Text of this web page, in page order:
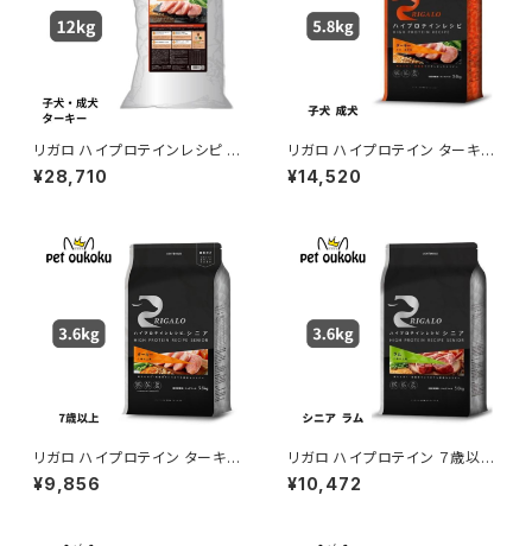
リガロ ハイプロテインレシピ 子
犬 成犬用 ターキー 12kg 4562
312016170
¥28,710
リガロ ハイプロテイン ターキー
子犬 成犬用 5.8kg ドッグフー
ド グレインフリー
¥14,520
リガロ ハイプロテイン ターキー
７歳以上用 3.6kg ドッグフード
ドライフード
¥9,856
リガロ ハイプロテイン ７歳以上
用 ラム 3.6kg ドッグフード ドラ
イフード
¥10,472